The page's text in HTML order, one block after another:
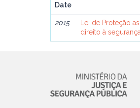
Date
2015
Lei de Proteção
direito à